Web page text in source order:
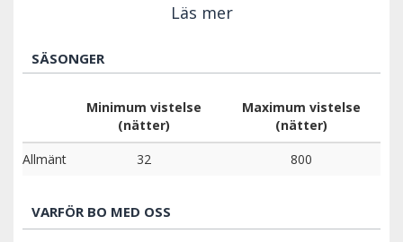
Läs mer
SÄSONGER
Minimum vistelse
(nätter)
Maximum vistelse
(nätter)
Allmänt
32 800
VARFÖR BO MED OSS